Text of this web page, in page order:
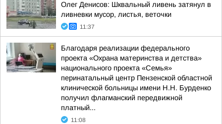
Олег Денисов: Шквальный ливень затянул в
ливневки мусор, листья, веточки
11:37
Благодаря реализации федерального
проекта «Охрана материнства и детства»
национального проекта «Семья»
перинатальный центр Пензенской областной
клинической больницы имени Н.Н. Бурденко
получил флагманский передвижной
платный...
11:08